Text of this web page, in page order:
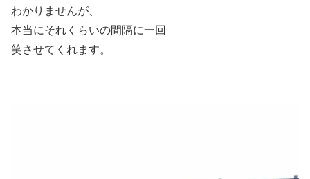
わかりませんが、
本当にそれくらいの間隔に一回
笑させてくれます。